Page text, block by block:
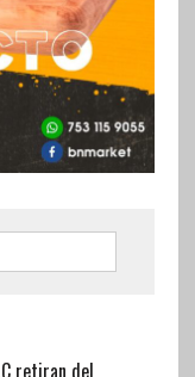
retiran del